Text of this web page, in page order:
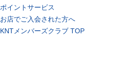
ポイントサービス
お店でご入会された方へ
KNTメンバーズクラブ TOP